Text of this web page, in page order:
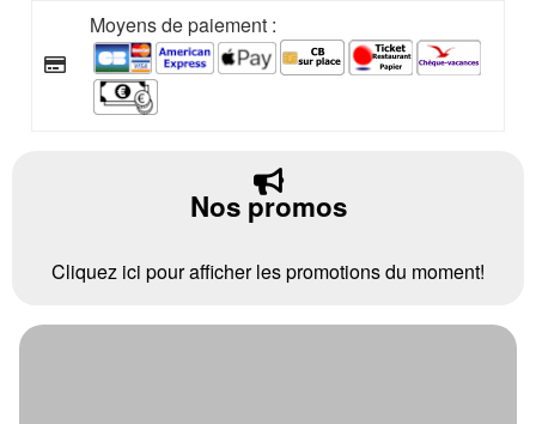
Moyens de paiement :
Nos promos
Cliquez ici pour afficher les promotions du moment!